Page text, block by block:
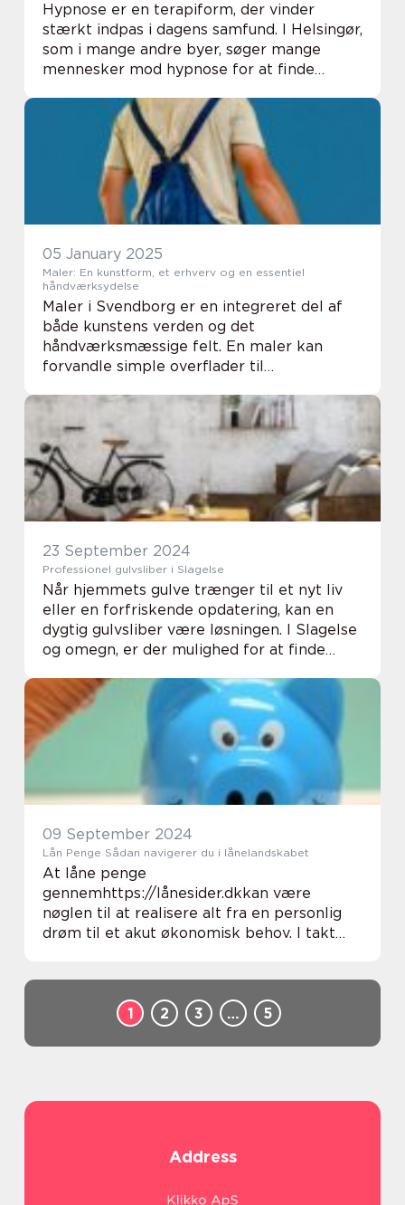
Hypnose er en terapiform, der vinder
stærkt indpas i dagens samfund. I Helsingør,
som i mange andre byer, søger mange
mennesker mod hypnose for at finde
problemer. Men hvad ...
05 January 2025
Maler: En kunstform, et erhverv og en essentiel
håndværksydelse
Maler i Svendborg er en integreret del af
både kunstens verden og det
håndværksmæssige felt. En maler kan
forvandle simple overflader til
erindringer. I en mere praktisk k...
23 September 2024
Professionel gulvsliber i Slagelse
Når hjemmets gulve trænger til et nyt liv
eller en forfriskende opdatering, kan en
dygtig gulvsliber være løsningen. I Slagelse
og omegn, er der mulighed for at finde
pr&aeli...
09 September 2024
Lån Penge Sådan navigerer du i lånelandskabet
At låne penge
gennemhttps://lånesider.dkkan være
nøglen til at realisere alt fra en personlig
drøm til et akut økonomisk behov. I takt
1 2 3 … 5
Address